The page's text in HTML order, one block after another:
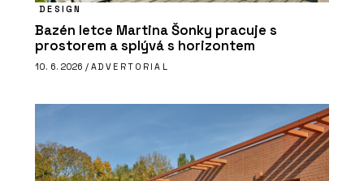
DESIGN
Bazén letce Martina Šonky pracuje s
prostorem a splývá s horizontem
10. 6. 2026 / ADVERTORIAL